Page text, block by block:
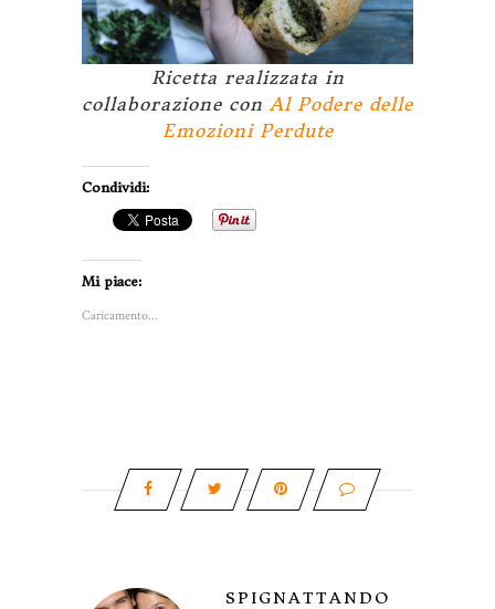
Ricetta realizzata in
collaborazione conAl Podere delle
Emozioni Perdute
Condividi:
Mi piace:
Caricamento...
SPIGNATTANDO